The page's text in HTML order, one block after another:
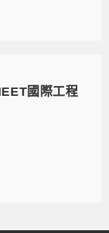
國際工程